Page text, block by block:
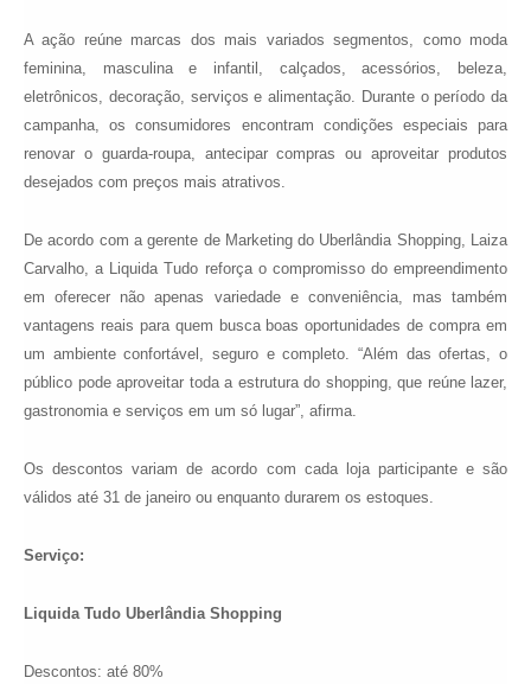
A ação reúne marcas dos mais variados segmentos, como moda
feminina, masculina e infantil, calçados, acessórios, beleza,
eletrônicos, decoração, serviços e alimentação. Durante o período da
campanha, os consumidores encontram condições especiais para
renovar o guarda-roupa, antecipar compras ou aproveitar produtos
desejados com preços mais atrativos.
De acordo com a gerente de Marketing do Uberlândia Shopping, Laiza
Carvalho, a Liquida Tudo reforça o compromisso do empreendimento
em oferecer não apenas variedade e conveniência, mas também
vantagens reais para quem busca boas oportunidades de compra em
um ambiente confortável, seguro e completo. “Além das ofertas, o
público pode aproveitar toda a estrutura do shopping, que reúne lazer,
gastronomia e serviços em um só lugar”, afirma.
Os descontos variam de acordo com cada loja participante e são
válidos até 31 de janeiro ou enquanto durarem os estoques.
Serviço:
Liquida Tudo Uberlândia Shopping
Descontos: até 80%